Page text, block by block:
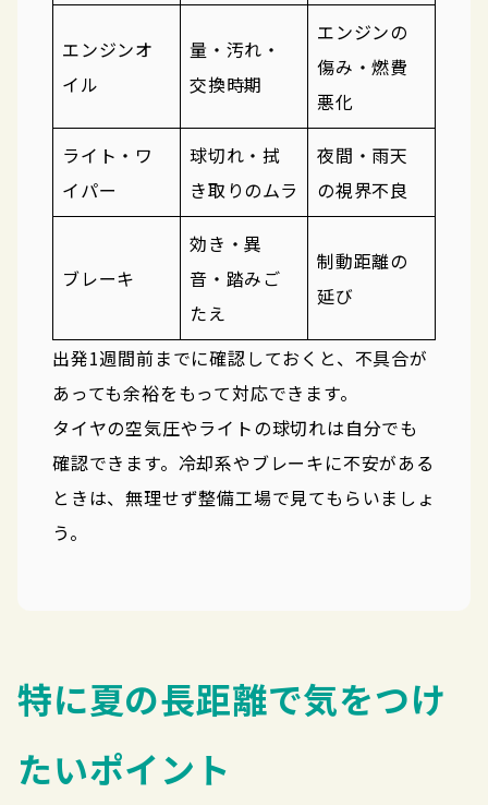
エンジンオ
イル
量・汚れ・
交換時期
エンジンの
傷み・燃費
悪化
ライト・ワ
イパー
球切れ・拭
き取りのムラ
夜間・雨天
の視界不良
ブレーキ
効き・異
音・踏みご
たえ
制動距離の
延び
出発1週間前までに確認しておくと、不具合が
あっても余裕をもって対応できます。
タイヤの空気圧やライトの球切れは自分でも
確認できます。冷却系やブレーキに不安がある
ときは、無理せず整備工場で見てもらいましょ
う。
特に夏の長距離で気をつけ
たいポイント